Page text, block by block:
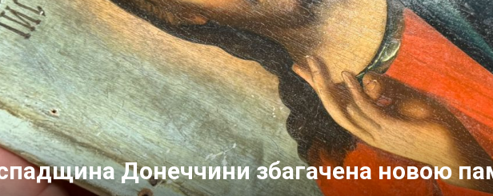
Донеччини збагачена новою